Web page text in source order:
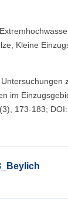
Kleine
im
173-183;